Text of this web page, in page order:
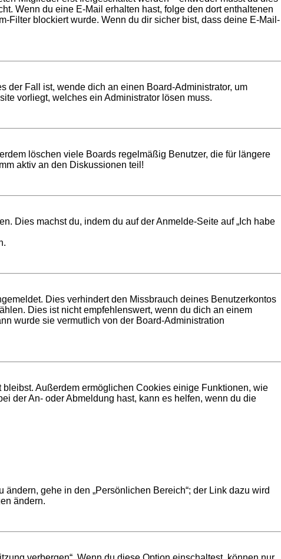
Wenn du eine E-Mail erhalten hast, folge den dort enthaltenen
Filter blockiert wurde. Wenn du dir sicher bist, dass deine E-Mail-
der Fall ist, wende dich an einen Board-Administrator, um
vorliegt, welches ein Administrator lösen muss.
löschen viele Boards regelmäßig Benutzer, die für längere
aktiv an den Diskussionen teil!
Dies machst du, indem du auf der Anmelde-Seite auf „Ich habe
Dies verhindert den Missbrauch deines Benutzerkontos
Dies ist nicht empfehlenswert, wenn du dich an einem
wurde sie vermutlich von der Board-Administration
Außerdem ermöglichen Cookies einige Funktionen, wie
der An- oder Abmeldung hast, kann es helfen, wenn du die
gehe in den „Persönlichen Bereich“; der Link dazu wird
ändern.